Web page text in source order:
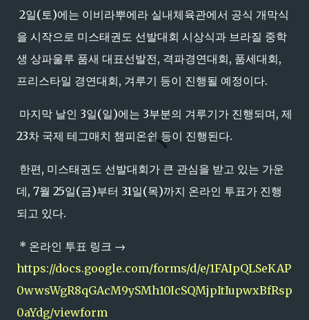
2일(토)에는 이비라뿌에라 실내체육관에서 공식 개막식
을 시작으로 미스태권도 선발대회 시상식과 브라질 중학
생 상파울루 품새 대표선발전, 격파경연대회, 품세대회,
프리스타일 경연대회, 겨루기 등이 진행될 예정이다.
마지막 날인 3일(일)에는 3부분의 겨루기가 진행되며, 제
23차 국제 테그매치 챔피온쉽 등이 진행된다.
한편, 미스태권도 선발대회가 큰 관심을 받고 있는 가운
데, 7월 25일(금)부터 31일(목)까지 온라인 투표가 진행
되고 있다.
* 온라인 투표 링크 →
https://docs.google.com/forms/d/e/1FAIpQLSeKAP
0wwsWgR8qGAcM9ySMh10IcSQMjpItIupwxBfRsp
0aYdg/viewform